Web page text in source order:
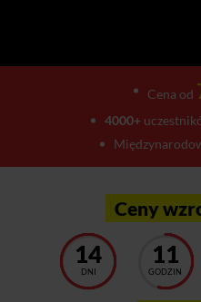
Cena od
4000+
Ceny
14
DNI
11
GODZIN